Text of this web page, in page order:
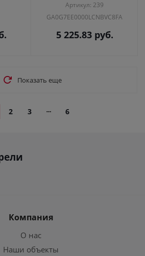
Артикул: 239
GA0G7EE0000LCNBVC8FA
5 225.83руб.
Показать еще
2 3 6
Компания
О нас
Наши объекты